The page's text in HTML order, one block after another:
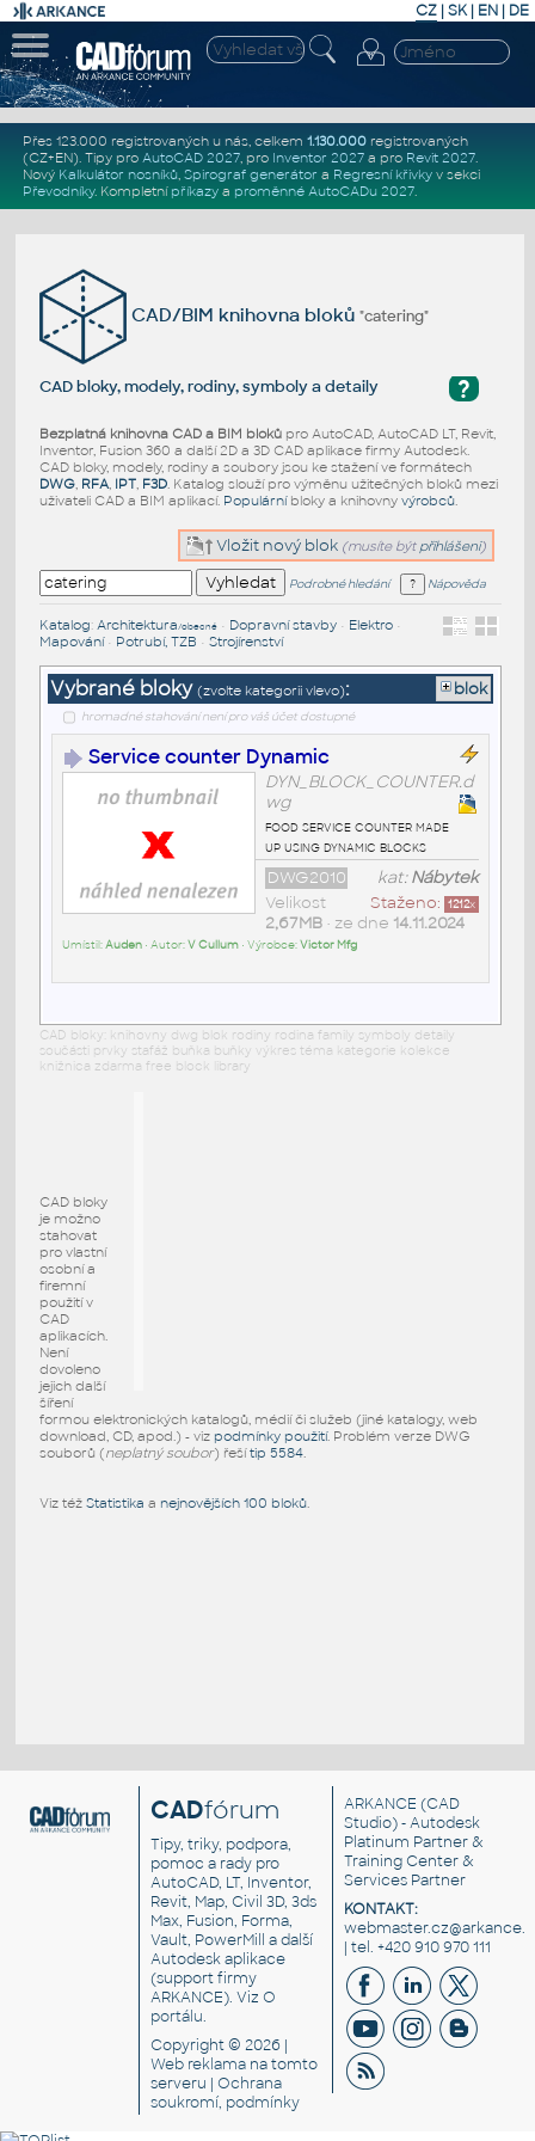
CZ | SK| EN | DE
Přes 123.000 registrovaných u nás, celkem 1.130.000registrovaných
(CZ+EN). Tipy pro AutoCAD 2027, pro Inventor 2027a pro Revit 2027.
Nový Kalkulátor nosníků, Spirograf generátor a Regresní křivkyv sekci
Převodníky. Kompletní příkazya proměnné AutoCADu 2027.
CAD/BIM knihovna bloků"catering"
?
CAD bloky, modely, rodiny, symboly a detaily
Bezplatná knihovna CAD a BIM blokůpro AutoCAD, AutoCAD LT, Revit,
Inventor, Fusion 360 a další 2D a 3D CAD aplikace firmy Autodesk.
CAD bloky, modely, rodiny a soubory jsou ke stažení ve formátech
DWG, RFA, IPT, F3D. Katalog slouží pro výměnu užitečných bloků mezi
uživateli CAD a BIM aplikací. Populárníbloky a knihovny výrobců.
Vložit nový blok (musíte být přihlášeni)
Podrobné hledání Nápověda
Katalog: Architektura/obecné• Dopravní stavby• Elektro•
Mapování• Potrubí, TZB • Strojírenství
Vybrané bloky (zvolte kategorii vlevo): blok
hromadné stahování není pro váš účet dostupné
Service counter Dynamic
DYN_BLOCK_COUNTER.d
wg
food service counter made
up using dynamic blocks
kat:Nábytek
DWG2010
Staženo: 1212x
Velikost
2,67MB• ze dne 14.11.2024
Umístil:Auden• Autor:V Cullum• Výrobce:Victor Mfg
CAD bloky: knihovny dwg blok rodiny rodina family symboly detaily
součásti prvky stafáž buňka buňky výkres téma kategorie kolekce
knižnica zdarma free block library
CAD bloky
je možno
stahovat
pro vlastní
osobní a
firemní
použití v
CAD
aplikacích.
Není
dovoleno
jejich další
šíření
formou elektronických katalogů, médií či služeb (jiné katalogy, web
download, CD, apod.) - viz podmínky použití. Problém verze DWG
souborů (neplatný soubor) řešítip 5584.
Viz též Statistika a nejnovějších 100 bloků.
CADfórum
Tipy, triky, podpora,
pomoc a rady pro
AutoCAD, LT, Inventor,
Revit, Map, Civil 3D, 3ds
Max, Fusion, Forma,
Vault, PowerMill a další
Autodesk aplikace
(support firmy
ARKANCE). VizO
portálu.
Copyright © 2026 |
Web reklama na tomto
serveru |Ochrana
soukromí, podmínky
ARKANCE (CAD
Studio) - Autodesk
Platinum Partner &
Training Center &
Services Partner
KONTAKT:
| tel. +420 910 970 111